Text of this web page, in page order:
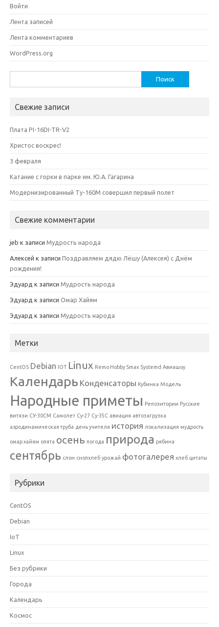
Войти
Лента записей
Лента комментариев
WordPress.org
Свежие записи
Плата PI-16DI-TR-V2
Христос воскрес!
3 февраля
Катание с горки в парке им. Ю.А. Гагарина
Модернизированный Ту-160М совершил первый полет
Свежие комментарии
jeb к записи Мудрость народа
Алексей к записи Поздравляем дядю Лёшу (Алексея) с Днём
рождения!
Эдуард к записи Мудрость народа
Эдуард к записи Омар Хайям
Эдуард к записи Мудрость народа
Метки
CentOS Debian IOT Linux Remo Hobby Smax Systemd Авиашоу
Календарь Конденсаторы Кубинка Модель
Народные приметы Репозитории Русские
витязи СУ-30СМ Самолет Су-27 Су-35С авиация автозагрузка
аэродинамическая труба день учителя история локализация мудрость
омар хайям опята осень погода природа рябина
сентябрь слон снопхлеб урожай фотогалерея хлеб цитаты
Рубрики
CentOS
Debian
IoT
Linux
Без рубрики
Города
Календарь
Космос